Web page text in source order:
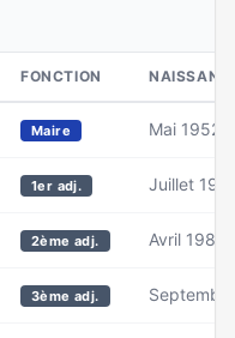
FONCTION
Maire Mai 1952
1er adj. Juillet
2ème adj. Avril 1983
3ème adj.